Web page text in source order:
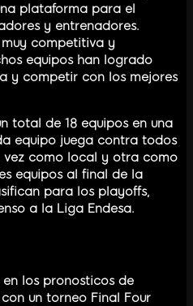
plataforma para el
y entrenadores.
competitiva y
equipos han logrado
y competir con los mejores
total de 18 equipos en una
equipo juega contra todos
vez como local y otra como
equipos al final de la
para los playoffs,
a la Liga Endesa.
en los pronosticos de
un torneo Final Four